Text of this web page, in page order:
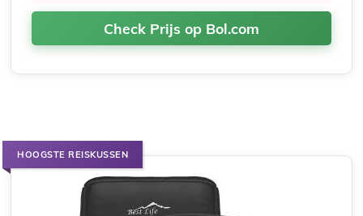
Check Prijs op Bol.com
HOOGSTE REISKUSSEN